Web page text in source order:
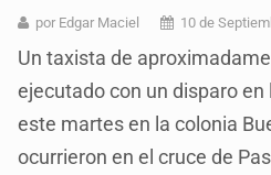
por Edgar Maciel 10 de
Un taxista de
ejecutado con un disparo en
este martes en la colonia
ocurrieron en el cruce de